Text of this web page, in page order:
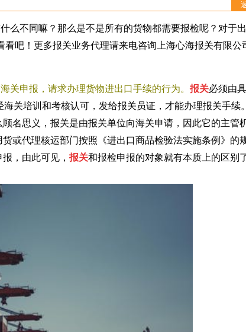
么不同嘛？那么是不是所有的货物都需要报检呢？对于
看吧！更多报关业务代理请来电咨询上海心海报关有限公
关申报，请求办理货物进出口手续的行为。 报关必须由
关培训和考核认可，发给报关员证，才能办理报关手续
名思义，报关是由报关单位向海关申请，因此它的主管
或代理核运部门按照《进出口商品检验法实施条例》的
，由此可见， 报关和报检申报的对象就有本质上的区别了